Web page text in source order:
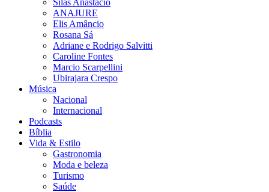
Silas Anastácio
ANAJURE
Elis Amâncio
Rosana Sá
Adriane e Rodrigo Salvitti
Caroline Fontes
Marcio Scarpellini
Ubirajara Crespo
Música
Nacional
Internacional
Podcasts
Bíblia
Vida & Estilo
Gastronomia
Moda e beleza
Turismo
Saúde